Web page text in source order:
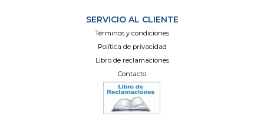
SERVICIO AL CLIENTE
Términos y condiciones
Política de privacidad
Libro de reclamaciones
Contacto